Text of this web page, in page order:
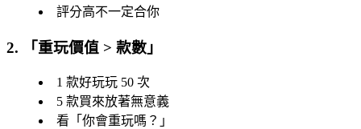
評分高不一定合你
2. 「重玩價值 > 款數 」
1 款好玩玩 50 次
5 款買來放著無意義
看「 你會重玩嗎？ 」